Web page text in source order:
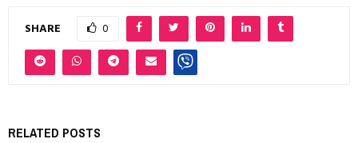
SHARE 0
RELATED POSTS